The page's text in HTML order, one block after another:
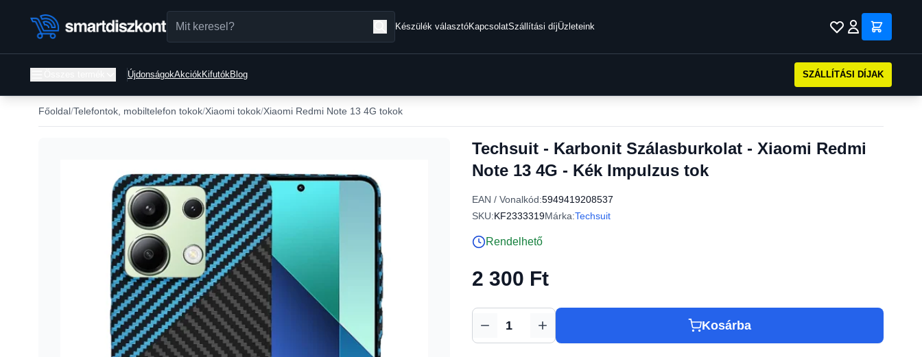
Készülék választóKapcsolatSzállítási díjÜzleteink
ÚjdonságokAkciókKifutókBlog SZÁLLÍTÁSI DÍJAK
Főoldal Telefontok, mobiltelefon tokok Xiaomi tokok Xiaomi Redmi Note 13 4G tokok
Techsuit - Karbonit Szálasburkolat - Xiaomi Redmi
Note 13 4G - Kék Impulzus tok
EAN / Vonalkód:5949419208537
SKU:KF2333319Márka:Techsuit
Rendelhető
2 300 Ft
Mennyiség Kosárba